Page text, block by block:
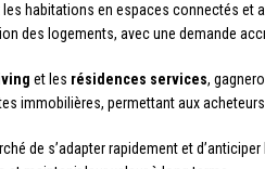
habitations en espaces connectés et
des logements, avec une demande
et les résidences services,
immobilières, permettant aux
de s’adapter rapidement et